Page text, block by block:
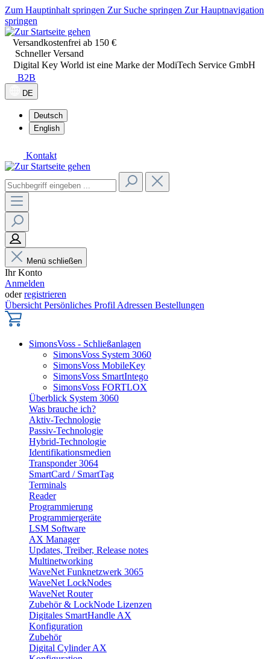
Zum Hauptinhalt springen Zur Suche springen Zur Hauptnavigation
springen
Versandkostenfrei ab 150 €
Schneller Versand
Digital Key World ist eine Marke der ModiTech Service GmbH
B2B
DE
Deutsch
English
Kontakt
Menü schließen
Ihr Konto
Anmelden
oderregistrieren
Übersicht Persönliches Profil Adressen Bestellungen
SimonsVoss - Schließanlagen
SimonsVoss System 3060
SimonsVoss MobileKey
SimonsVoss SmartIntego
SimonsVoss FORTLOX
Überblick System 3060
Was brauche ich?
Aktiv-Technologie
Passiv-Technologie
Hybrid-Technologie
Identifikationsmedien
Transponder 3064
SmartCard / SmartTag
Terminals
Reader
Programmierung
Programmiergeräte
LSM Software
AX Manager
Updates, Treiber, Release notes
Multinetworking
WaveNet Funknetzwerk 3065
WaveNet LockNodes
WaveNet Router
Zubehör & LockNode Lizenzen
Digitales SmartHandle AX
Konfiguration
Zubehör
Digital Cylinder AX